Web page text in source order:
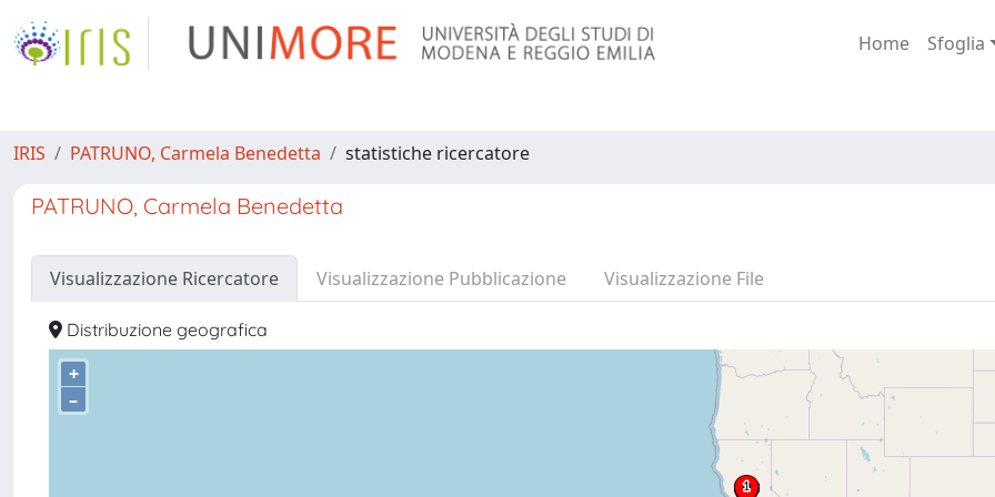
Home Sfoglia
IRIS PATRUNO, Carmela Benedetta statistiche ricercatore
PATRUNO, Carmela Benedetta
Visualizzazione Ricercatore Visualizzazione Pubblicazione Visualizzazione File
Distribuzione geografica
+
–